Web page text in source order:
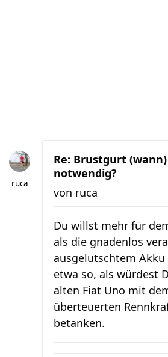
ruca
Re: Brustgurt (wann)
notwendig?
von ruca
Du willst mehr für
als die gnadenlos
ausgelutschtem
etwa so, als würdest
alten Fiat Uno mit
überteuerten
betanken.